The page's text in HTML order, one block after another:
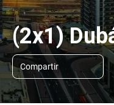
(2x1)
Compartir